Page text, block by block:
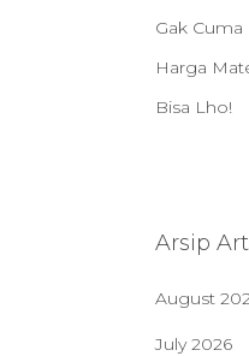
Gak
Harga
Bisa Lho!
Arsip
August
July 2026